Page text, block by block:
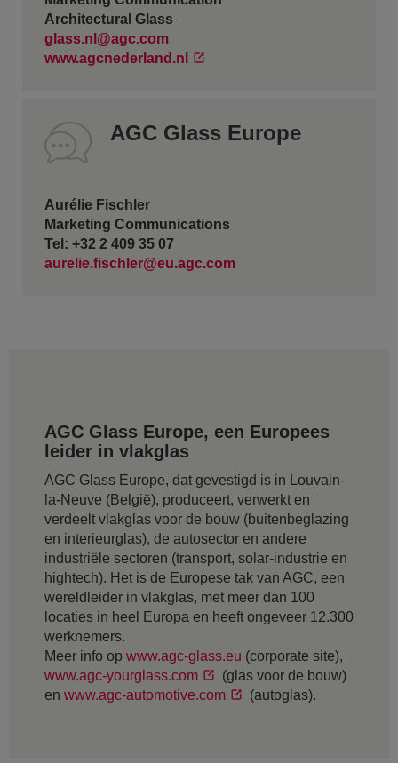
Architectural Glass
glass.nl@agc.com
www.agcnederland.nl
AGC Glass Europe
Aurélie Fischler
Marketing Communications
Tel: +32 2 409 35 07
aurelie.fischler@eu.agc.com
AGC Glass Europe, een Europees
leider in vlakglas
AGC Glass Europe, dat gevestigd is in Louvain-
la-Neuve (België), produceert, verwerkt en
verdeelt vlakglas voor de bouw (buitenbeglazing
en interieurglas), de autosector en andere
industriële sectoren (transport, solar-industrie en
hightech). Het is de Europese tak van AGC, een
wereldleider in vlakglas, met meer dan 100
locaties in heel Europa en heeft ongeveer 12.300
werknemers.
Meer info op www.agc-glass.eu (corporate site),
www.agc-yourglass.com
(glas voor de bouw)
en www.agc-automotive.com (autoglas).